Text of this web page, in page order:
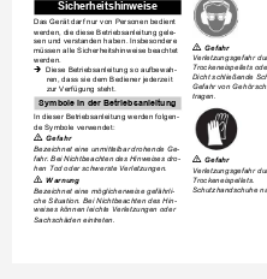
Sicherheitshinweise
Das Gerät darf nur von Personen bedient
werden, die diese Betriebsanleitung gele-
sen und verstanden haben. Insbesondere
 Gefahr
müssen alle Sicherheitshinweise beachtet
werden.
Verletzungsgefahr
Î Diese Betriebsanleitung so aufbewah- Trockeneispellets od
ren, dass sie dem Bediener jederzeit Dicht schließende
zur Verfügung steht. Gefahr von Geh
tragen.
Symbole in der Betriebsanleitung
In dieser Betriebsanleitung werden folgen-
de Symbole verwendet:
 Gefahr
Bezeichnet eine unmittelbar drohende Ge-
fahr. Bei Nichtbeachten des Hinweises dro-  Gefahr
hen Tod oder schwerste Verletzungen. Verletzungsgefahr
몇 Warnung Trockeneispellets.
Bezeichnet eine möglicherweise gefährli- Schutzhandschuhe
che Situation. Bei Nichtbeachten des Hin-
weises können leichte Verletzungen oder
Sachschäden eintreten.